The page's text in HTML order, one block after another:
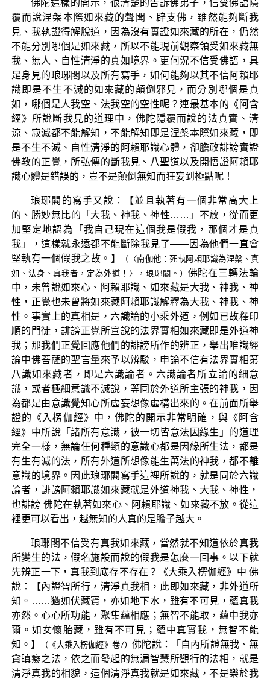
佛陀這樣的開示，很清楚的告訴佛弟子，信受佛語隱
覆而說涅槃本際如來藏的聲聞、辟支佛，雖然能夠斷我
見、我執證得解脫道，因為沒有實證如來藏的所在，仍然
不能分別哪個是如來藏，所以不能現前觀察領受如來藏無
我、無人、自性清淨的真如境界。更何況不信受佛語，具
足身見的琅琊閣以及所有寫手，如何能夠以其不信阿賴耶
識即是不生不滅的如來藏的顛倒邪見，而分別哪個是真
如，哪個是人我空、法我空的空性呢？連最基本的《阿含
經》所說斷我見的道理中，佛陀隱覆而說的法真實、清
涼、寂滅都不能解知，不能解知即是涅槃本際如來藏，即
是不生不滅、自性清淨的阿賴耶識心體，卻膽敢誹謗實證
佛教的正覺，所弘傳的斷我見、八聖道以及開悟證阿賴耶
識心體是錯誤的，豈不是顛倒無知而狂妄到極點呢！
琅琊閣的寫手又說：【並且執著有一個非常高大上
的、勝妙無比的「大我、神我、神性……」不放，從而更
加堅定地認為「我自己現在這個我是假我，那個才是真
我」，這樣就永遠都不能斷除我見了——因為他們一直會
堅執有一個假我之故。】
（〈南伽他：死執阿賴耶識為涅槃、真
如、法身、真我者，定為外道！〉，琅琊閣。） 佛陀在三轉法輪
中，未曾說如來心、阿賴耶識、如來藏是大我、神我、神
性，正覺也未曾將如來藏阿賴耶識解釋為大我、神我、神
性。事實上的真相是，六識論的小乘外道，例如已故釋印
順的門徒，誹謗正覺所宣說的法界實相如來藏即是外道神
我；那我們正覺回應他們的誹謗所作的辨正，舉出唯識經
論中佛菩薩的聖言量來予以辨駁，申論不信有法界實相第
八識如來藏者，即是六識論者。六識論者所立論的細意
識，或者極細意識不滅說，等同於外道所主張的神我，因
為都是由意識覺知心所虛妄想像虛構出來的。在前面所舉
證的《入楞伽經》中，佛陀的開示非常明確，與《阿含
經》中所說「諸所有意識，彼一切皆意法因緣生」的道理
完全一樣，無論任何種類的意識心都是因緣所生法，都是
有生有滅的法，所有外道所想像能生萬法的神我，都不離
意識的境界。因此琅琊閣寫手這裡所說的，就是同於六識
論者，誹謗阿賴耶識如來藏就是外道神我、大我、神性，
也誹謗 佛陀在執著如來心、阿賴耶識、如來藏不放。從這
裡更可以看出，越無知的人真的是膽子越大。
琅琊閣不信受有真我如來藏，當然就不知道依於真我
所變生的法，假名施設而說的假我是怎麼一回事。以下就
先辨正一下，真我到底存不存在？《大乘入楞伽經》中 佛
說：【內證智所行，清淨真我相，此即如來藏，非外道所
知。……猶如伏藏寶，亦如地下水，雖有不可見，蘊真我
亦然。心心所功能，聚集蘊相應；無智不能取，蘊中我亦
爾。如女懷胎藏，雖有不可見；蘊中真實我，無智不能
知。】
（《大乘入楞伽經》卷7）佛陀說：「自內所證無我、無
貪瞋癡之法，依之而發起的無漏智慧所觀行的法相，就是
清淨真我的相貌，這個清淨真我就是如來藏，不是樂於我